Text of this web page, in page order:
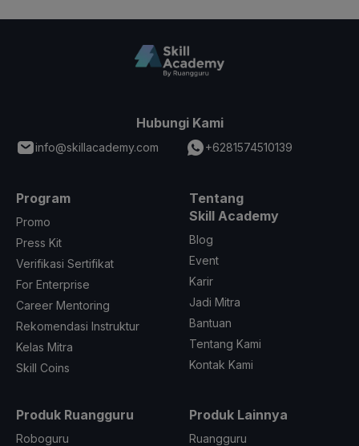
Hubungi Kami
info@skillacademy.com +6281574510139
Program
Promo
Press Kit
Verifikasi Sertifikat
For Enterprise
Career Mentoring
Rekomendasi Instruktur
Kelas Mitra
Skill Coins
Tentang
Skill Academy
Blog
Event
Karir
Jadi Mitra
Bantuan
Tentang Kami
Kontak Kami
Produk Ruangguru
Roboguru
Produk Lainnya
Ruangguru